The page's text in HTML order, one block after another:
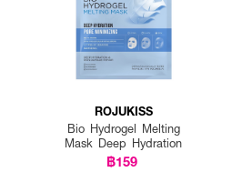
ROJUKISS
Bio Hydrogel Melting
Mask Deep Hydration
฿159